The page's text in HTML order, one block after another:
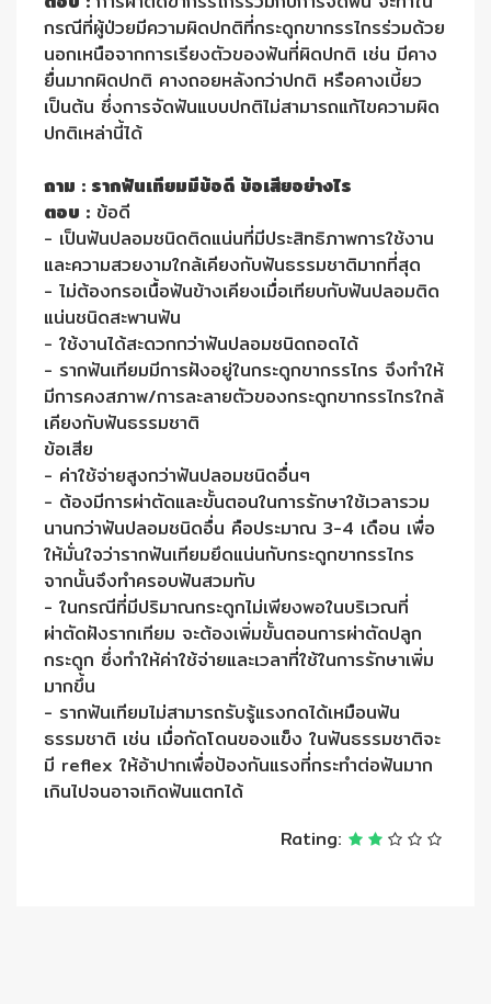
กรณีที่ผู้ป่วยมีความผิดปกติที่กระดูกขากรรไกรร่วมด้วย
นอกเหนือจากการเรียงตัวของฟันที่ผิดปกติ เช่น มีคาง
ยื่นมากผิดปกติ คางถอยหลังกว่าปกติ หรือคางเบี้ยว
เป็นต้น ซึ่งการจัดฟันแบบปกติไม่สามารถแก้ไขความผิด
ปกติเหล่านี้ได้
ถาม : รากฟันเทียมมีข้อดี ข้อเสียอย่างไร
ตอบ : ข้อดี
- เป็นฟันปลอมชนิดติดแน่นที่มีประสิทธิภาพการใช้งาน
และความสวยงามใกล้เคียงกับฟันธรรมชาติมากที่สุด
- ไม่ต้องกรอเนื้อฟันข้างเคียงเมื่อเทียบกับฟันปลอมติด
แน่นชนิดสะพานฟัน
- ใช้งานได้สะดวกกว่าฟันปลอมชนิดถอดได้
- รากฟันเทียมมีการฝังอยู่ในกระดูกขากรรไกร จึงทำให้
มีการคงสภาพ/การละลายตัวของกระดูกขากรรไกรใกล้
เคียงกับฟันธรรมชาติ
ข้อเสีย
- ค่าใช้จ่ายสูงกว่าฟันปลอมชนิดอื่นๆ
- ต้องมีการผ่าตัดและขั้นตอนในการรักษาใช้เวลารวม
นานกว่าฟันปลอมชนิดอื่น คือประมาณ 3-4 เดือน เพื่อ
ให้มั่นใจว่ารากฟันเทียมยึดแน่นกับกระดูกขากรรไกร
จากนั้นจึงทำครอบฟันสวมทับ
- ในกรณีที่มีปริมาณกระดูกไม่เพียงพอในบริเวณที่
ผ่าตัดฝังรากเทียม จะต้องเพิ่มขั้นตอนการผ่าตัดปลูก
กระดูก ซึ่งทำให้ค่าใช้จ่ายและเวลาที่ใช้ในการรักษาเพิ่ม
มากขึ้น
- รากฟันเทียมไม่สามารถรับรู้แรงกดได้เหมือนฟัน
ธรรมชาติ เช่น เมื่อกัดโดนของแข็ง ในฟันธรรมชาติจะ
มี reflex ให้อ้าปากเพื่อป้องกันแรงที่กระทำต่อฟันมาก
เกินไปจนอาจเกิดฟันแตกได้
Rating: